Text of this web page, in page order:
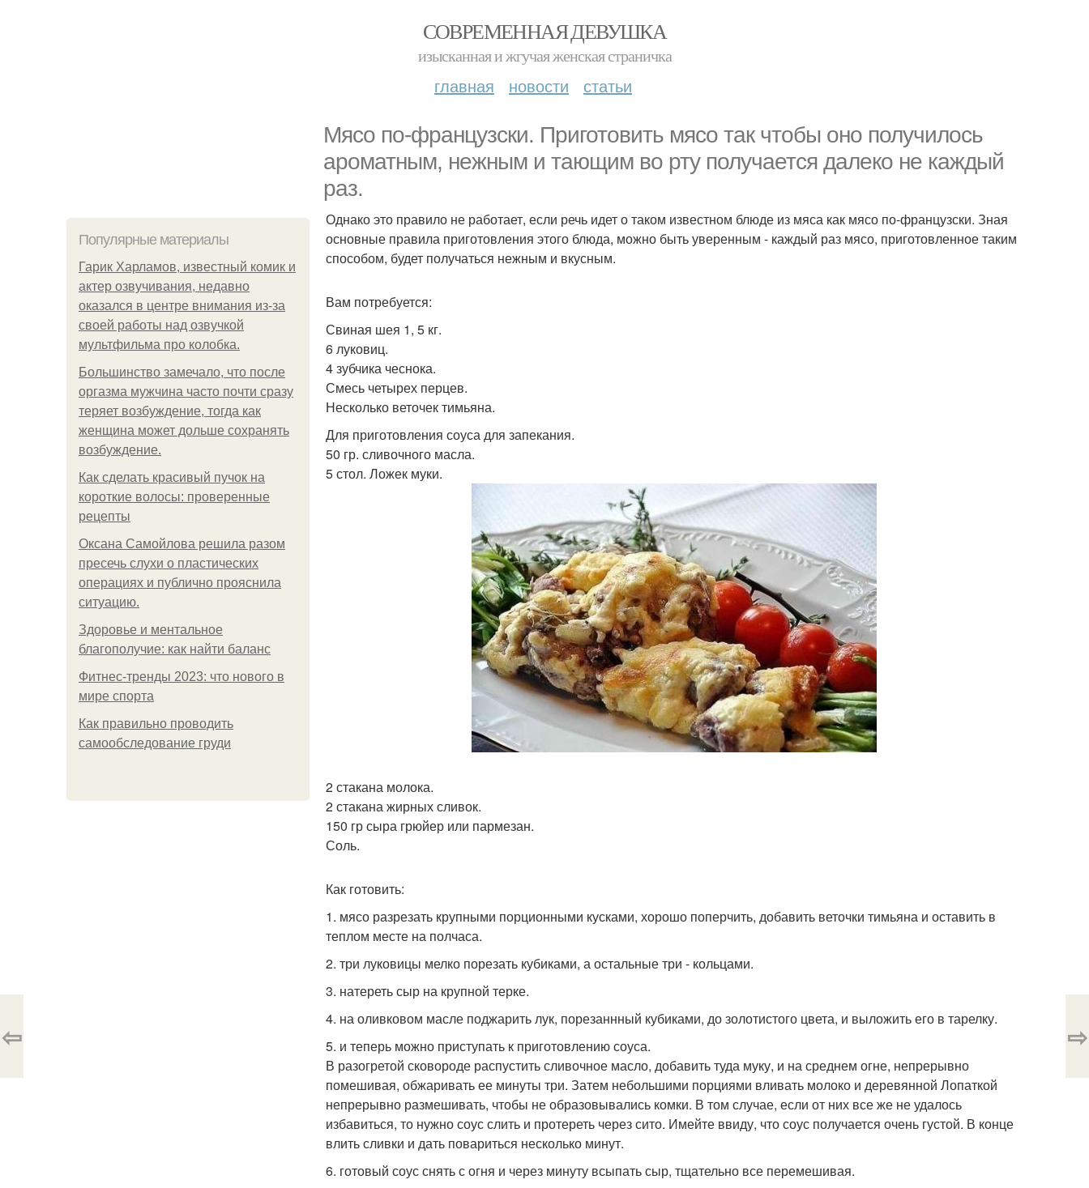
СОВРЕМЕННАЯ ДЕВУШКА
изысканная и жгучая женская страничка
главная новости статьи
Мясо по-французски. Приготовить мясо так чтобы оно получилось
ароматным, нежным и тающим во рту получается далеко не каждый
раз.
Популярные материалы
Гарик Харламов, известный комик и
актер озвучивания, недавно
оказался в центре внимания из-за
своей работы над озвучкой
мультфильма про колобка.
Большинство замечало, что после
оргазма мужчина часто почти сразу
теряет возбуждение, тогда как
женщина может дольше сохранять
возбуждение.
Как сделать красивый пучок на
короткие волосы: проверенные
рецепты
Оксана Самойлова решила разом
пресечь слухи о пластических
операциях и публично прояснила
ситуацию.
Здоровье и ментальное
благополучие: как найти баланс
Фитнес-тренды 2023: что нового в
мире спорта
Как правильно проводить
самообследование груди
Однако это правило не работает, если речь идет о таком известном блюде из мяса как мясо по-французски. Зная
основные правила приготовления этого блюда, можно быть уверенным - каждый раз мясо, приготовленное таким
способом, будет получаться нежным и вкусным.
Вам потребуется:
Свиная шея 1, 5 кг.
6 луковиц.
4 зубчика чеснока.
Смесь четырех перцев.
Несколько веточек тимьяна.
Для приготовления соуса для запекания.
50 гр. сливочного масла.
5 стол. Ложек муки.
2 стакана молока.
2 стакана жирных сливок.
150 гр сыра грюйер или пармезан.
Соль.
Как готовить:
1. мясо разрезать крупными порционными кусками, хорошо поперчить, добавить веточки тимьяна и оставить в
теплом месте на полчаса.
2. три луковицы мелко порезать кубиками, а остальные три - кольцами.
3. натереть сыр на крупной терке.
4. на оливковом масле поджарить лук, порезаннный кубиками, до золотистого цвета, и выложить его в тарелку.
5. и теперь можно приступать к приготовлению соуса.
В разогретой сковороде распустить сливочное масло, добавить туда муку, и на среднем огне, непрерывно
помешивая, обжаривать ее минуты три. Затем небольшими порциями вливать молоко и деревянной Лопаткой
непрерывно размешивать, чтобы не образовывались комки. В том случае, если от них все же не удалось
избавиться, то нужно соус слить и протереть через сито. Имейте ввиду, что соус получается очень густой. В конце
влить сливки и дать повариться несколько минут.
6. готовый соус снять с огня и через минуту всыпать сыр, тщательно все перемешивая.
⇦ ⇨